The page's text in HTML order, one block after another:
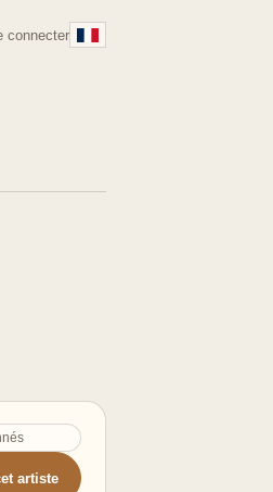
connecter
artiste